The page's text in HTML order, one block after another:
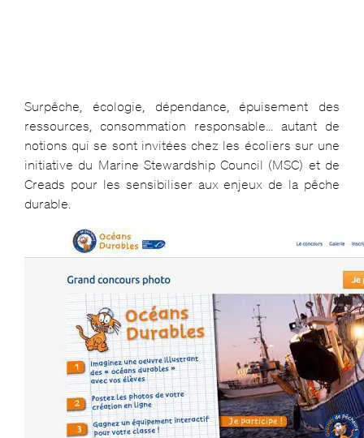
Surpêche, écologie, dépendance, épuisement des
ressources, consommation responsable… autant de
notions qui se sont invitées chez les écoliers sur une
initiative du Marine Stewardship Council (MSC) et de
Creads pour les sensibiliser aux enjeux de la pêche
durable.